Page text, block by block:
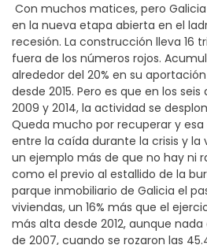
Con muchos matices, pero
en la nueva etapa abierta en el
recesión. La construcción lleva 16
fuera de los números rojos.
alrededor del 20% en su
desde 2015. Pero es que en los
2009 y 2014, la actividad se
Queda mucho por recuperar y
entre la caída durante la crisis y
un ejemplo más de que no hay ni
como el previo al estallido de la
parque inmobiliario de Galicia el
viviendas, un 16% más que el
más alta desde 2012, aunque
de 2007, cuando se rozaron las